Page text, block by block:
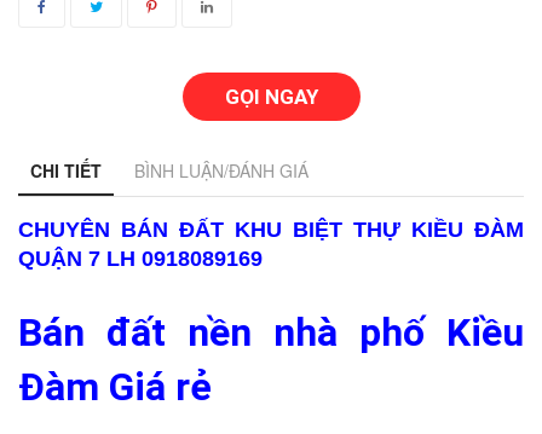
GỌI NGAY
CHI TIẾT BÌNH LUẬN/ĐÁNH GIÁ
CHUYÊN BÁN ĐẤT KHU BIỆT THỰ KIỀU ĐÀM
QUẬN 7 LH 0918089169
Bán đất nền nhà phố Kiều
Đàm Giá rẻ